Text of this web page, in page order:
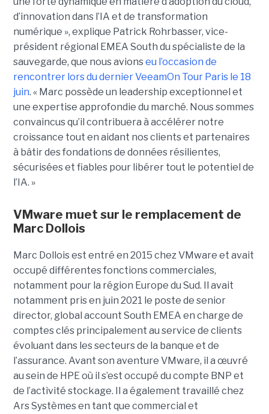
d’innovation dans l’IA et de transformation
numérique », explique Patrick Rohrbasser, vice-
président régional EMEA South du spécialiste de la
sauvegarde, que nous avionseu l’occasion de
rencontrer lors du dernier VeeamOn Tour Paris le 18
juin. « Marc possède un leadership exceptionnel et
une expertise approfondie du marché. Nous sommes
convaincus qu’il contribuera à accélérer notre
croissance tout en aidant nos clients et partenaires
à bâtir des fondations de données résilientes,
sécurisées et fiables pour libérer tout le potentiel de
l’IA. »
VMware muet sur le remplacement de
Marc Dollois
Marc Dollois est entré en 2015 chez VMware et avait
occupé différentes fonctions commerciales,
notamment pour la région Europe du Sud. Il avait
notamment pris en juin 2021 le poste de senior
director, global account South EMEA en charge de
comptes clés principalement au service de clients
évoluant dans les secteurs de la banque et de
l’assurance. Avant son aventure VMware, il a œuvré
au sein de HPE où il s’est occupé du compte BNP et
de l’activité stockage. Il a également travaillé chez
Ars Systèmes en tant que commercial et